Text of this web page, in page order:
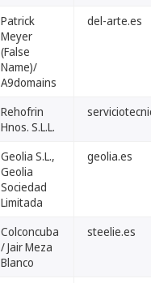
Patrick
Meyer
(False
Name)/
A9domains
del-arte.es
Rehofrin
Hnos. S.L.L.
Geolia S.L.,
Geolia
Sociedad
Limitada
geolia.es
Colconcuba
/ Jair Meza
Blanco
steelie.es